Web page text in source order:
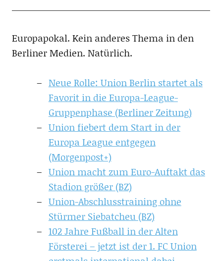
Europapokal. Kein anderes Thema in den
Berliner Medien. Natürlich.
Neue Rolle: Union Berlin startet als
Favorit in die Europa-League-
Gruppenphase (Berliner Zeitung)
Union fiebert dem Start in der
Europa League entgegen
(Morgenpost+)
Union macht zum Euro-Auftakt das
Stadion größer (BZ)
Union-Abschlusstraining ohne
Stürmer Siebatcheu (BZ)
102 Jahre Fußball in der Alten
Försterei – jetzt ist der 1. FC Union